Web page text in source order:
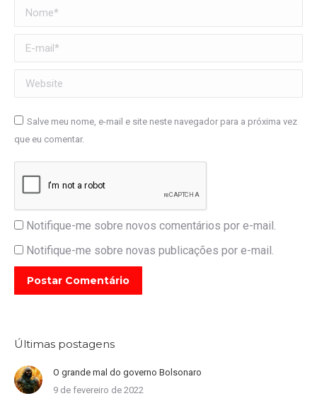
Nome *
E-mail *
Website
Salve meu nome, e-mail e site neste navegador para a próxima vez
que eu comentar.
Notifique-me sobre novos comentários por e-mail.
Notifique-me sobre novas publicações por e-mail.
Postar Comentário
Últimas postagens
O grande mal do governo Bolsonaro
9 de fevereiro de 2022